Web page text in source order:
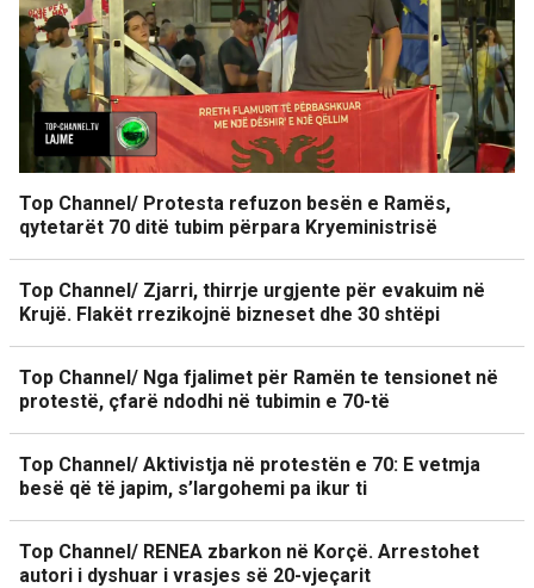
Top Channel/ Protesta refuzon besën e Ramës,
qytetarët 70 ditë tubim përpara Kryeministrisë
Top Channel/ Zjarri, thirrje urgjente për evakuim në
Krujë. Flakët rrezikojnë bizneset dhe 30 shtëpi
Top Channel/ Nga fjalimet për Ramën te tensionet në
protestë, çfarë ndodhi në tubimin e 70-të
Top Channel/ Aktivistja në protestën e 70: E vetmja
besë që të japim, s’largohemi pa ikur ti
Top Channel/ RENEA zbarkon në Korçë. Arrestohet
autori i dyshuar i vrasjes së 20-vjeçarit